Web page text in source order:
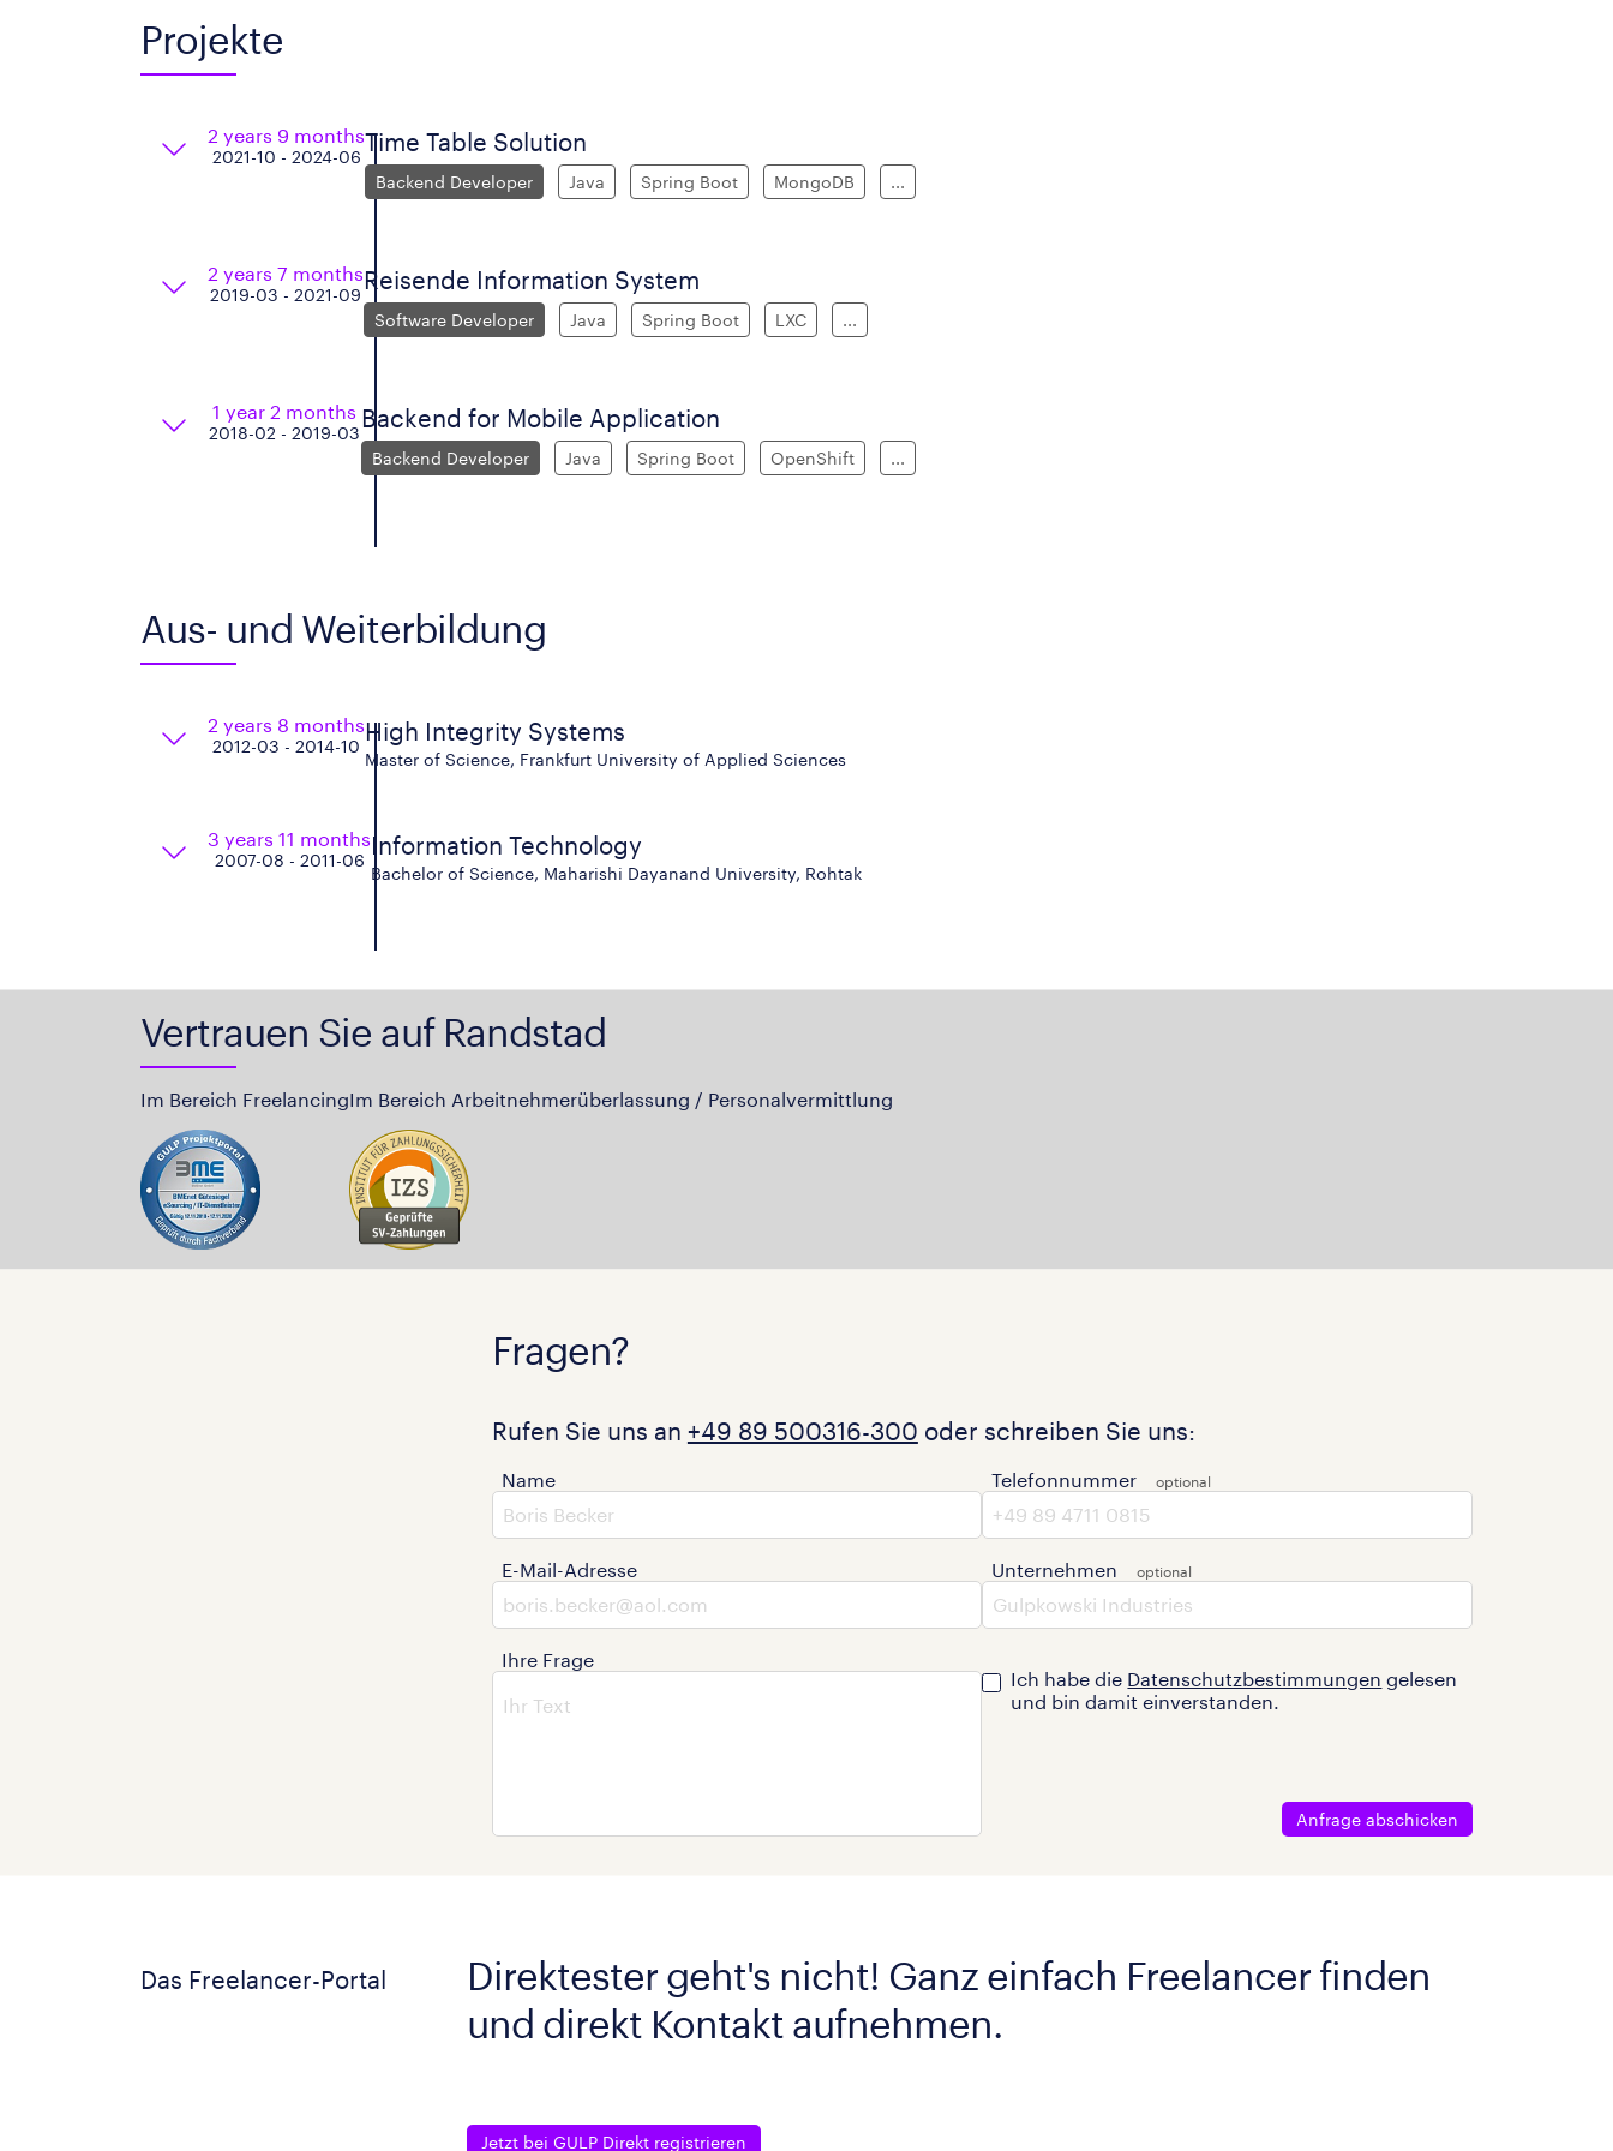
Projekte
2 years 9 months
2021-10 - 2024-06
Time Table Solution
Backend Developer Java Spring Boot MongoDB ...
2 years 7 months
2019-03 - 2021-09
Reisende Information System
Software Developer Java Spring Boot LXC ...
1 year 2 months
2018-02 - 2019-03
Backend for Mobile Application
Backend Developer Java Spring Boot OpenShift ...
Aus- und Weiterbildung
2 years 8 months
2012-03 - 2014-10
High Integrity Systems
Master of Science, Frankfurt University of Applied Sciences
3 years 11 months
2007-08 - 2011-06
Information Technology
Bachelor of Science, Maharishi Dayanand University, Rohtak
Vertrauen Sie auf Randstad
Im Bereich FreelancingIm Bereich Arbeitnehmerüberlassung / Personalvermittlung
Fragen?
Rufen Sie uns an +49 89 500316-300 oder schreiben Sie uns:
Name
E-Mail-Adresse
Ihre Frage
Telefonnummer
Unternehmen
Ich habe die Datenschutzbestimmungen gelesen
und bin damit einverstanden.
Anfrage abschicken
Das Freelancer-Portal
Direktester geht's nicht! Ganz einfach Freelancer finden
und direkt Kontakt aufnehmen.
Jetzt bei GULP Direkt registrieren